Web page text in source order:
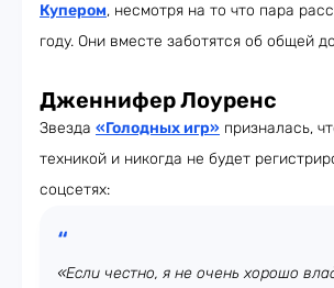
Купером, несмотря на то что пара
году. Они вместе заботятся об общей
Дженнифер Лоуренс
Звезда «Голодных игр» призналась,
техникой и никогда не будет
соцсетях:
«Если честно, я не очень хорошо